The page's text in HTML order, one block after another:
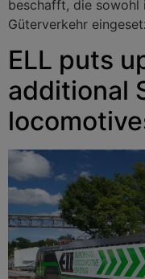
beschafft, die sowohl
Güterverkehr
ELL puts
additional